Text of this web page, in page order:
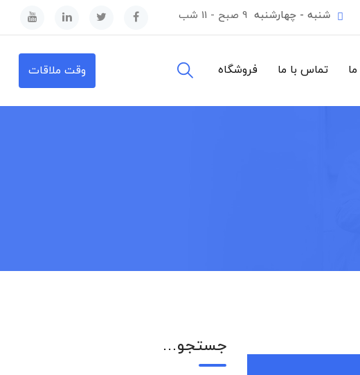
شنبه - چهارشنبه9 صبح - 11 شب
تماس با ما فروشگاه وقت ملاقات
جستجو…